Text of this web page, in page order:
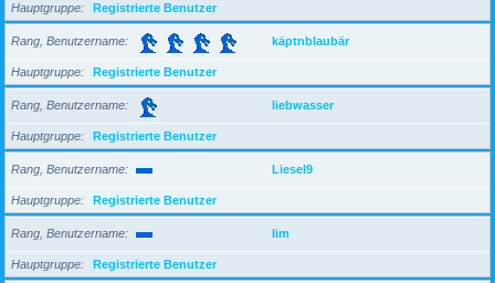
Hauptgruppe Registrierte Benutzer
Rang, Benutzername käptnblaubär
Hauptgruppe Registrierte Benutzer
Rang, Benutzername liebwasser
Hauptgruppe Registrierte Benutzer
Rang, Benutzername Liesel9
Hauptgruppe Registrierte Benutzer
Rang, Benutzername lim
Hauptgruppe Registrierte Benutzer